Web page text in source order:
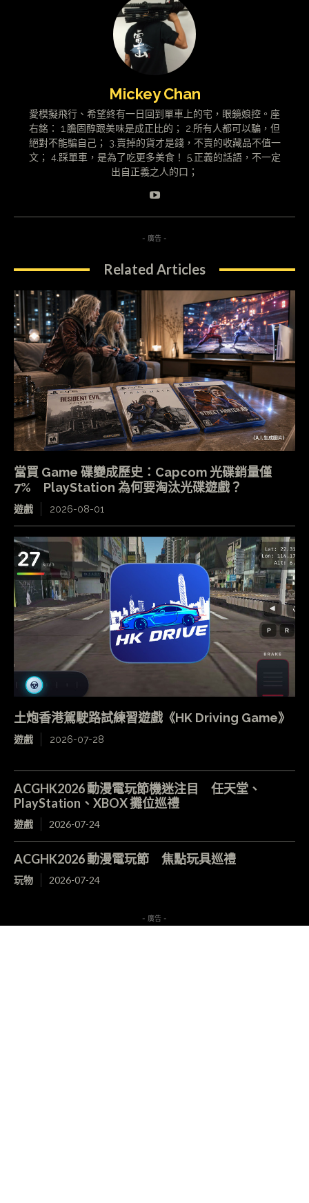
Mickey Chan
愛模擬飛行、希望終有一日回到單車上的宅，眼鏡娘控。座
右銘： 1.膽固醇跟美味是成正比的； 2.所有人都可以騙，但
絕對不能騙自己； 3.賣掉的貨才是錢，不賣的收藏品不值一
文； 4.踩單車，是為了吃更多美食！ 5.正義的話語，不一定
出自正義之人的口；
- 廣告 -
Related Articles
當買 Game 碟變成歷史：Capcom 光碟銷量僅
7% PlayStation 為何要淘汰光碟遊戲？
遊戲 2026-08-01
土炮香港駕駛路試練習遊戲《HK Driving Game》
遊戲 2026-07-28
ACGHK2026 動漫電玩節機迷注目 任天堂、
PlayStation、XBOX 攤位巡禮
遊戲 2026-07-24
ACGHK2026 動漫電玩節 焦點玩具巡禮
玩物 2026-07-24
- 廣告 -